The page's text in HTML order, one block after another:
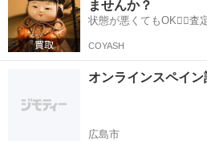
ませんか？
状態が悪くてもOK🙆‍♀️査
COYASH
オンラインスペイン
広島市